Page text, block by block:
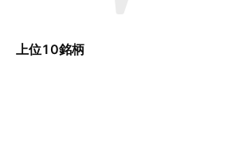
上位10銘柄